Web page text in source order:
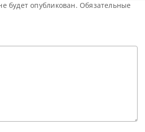
будет опубликован. Обязательные